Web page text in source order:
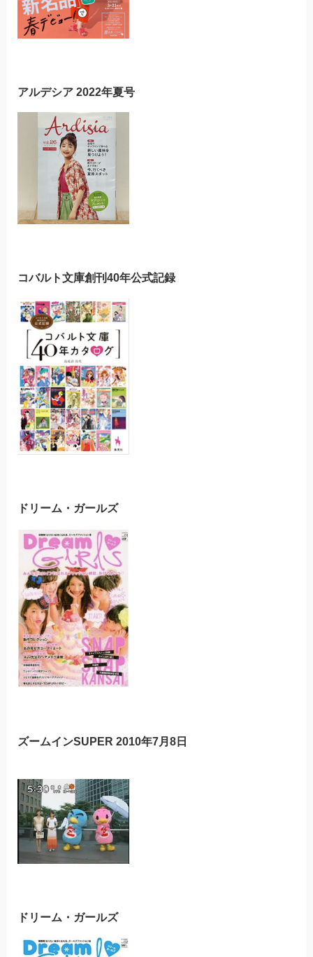
アルデシア 2022年夏号
コバルト文庫創刊40年公式記録
ドリーム・ガールズ
ズームインSUPER 2010年7月8日
ドリーム・ガールズ